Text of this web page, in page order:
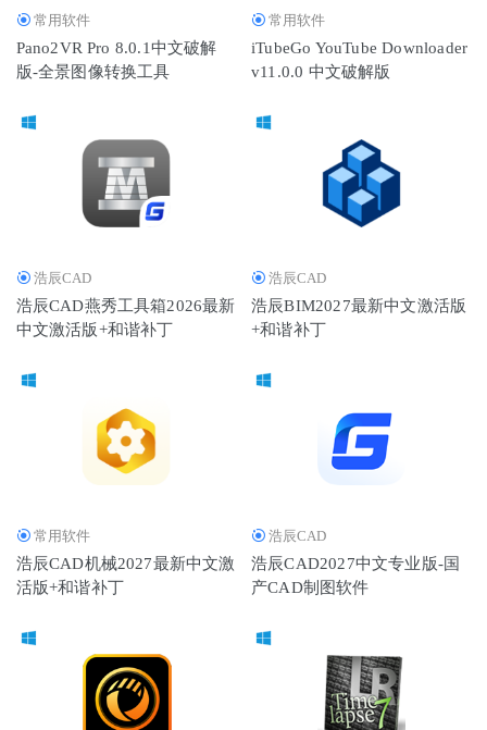
常用软件
Pano2VR Pro 8.0.1中文破解
版-全景图像转换工具
常用软件
iTubeGo YouTube Downloader
v11.0.0 中文破解版
浩辰CAD
浩辰CAD燕秀工具箱2026最新
中文激活版+和谐补丁
浩辰CAD
浩辰BIM2027最新中文激活版
+和谐补丁
常用软件
浩辰CAD机械2027最新中文激
活版+和谐补丁
浩辰CAD
浩辰CAD2027中文专业版-国
产CAD制图软件